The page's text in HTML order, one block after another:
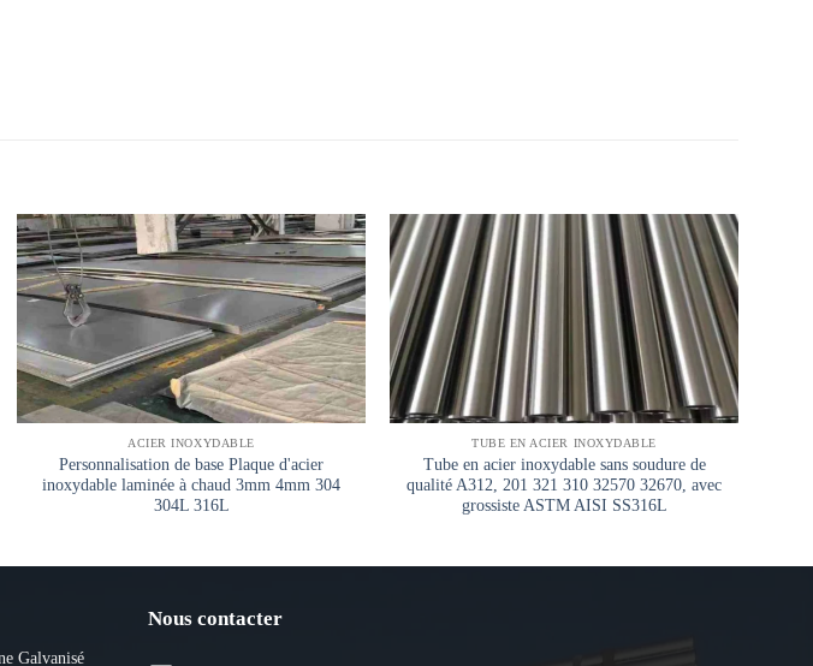
ACIER INOXYDABLE
Personnalisation de base Plaque d'acier
inoxydable laminée à chaud 3mm 4mm 304
304L 316L
TUBE EN ACIER INOXYDABLE
Tube en acier inoxydable sans soudure de
qualité A312, 201 321 310 32570 32670, avec
grossiste ASTM AISI SS316L
Galvanisé
Nous contacter